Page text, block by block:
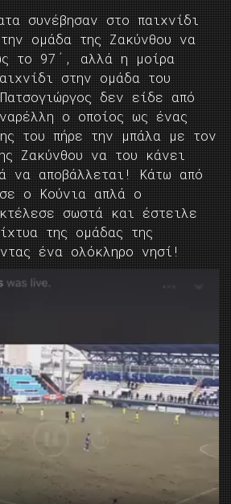
συνέβησαν στο παιχνίδι
ομάδα της Ζακύνθου να
το 97΄, αλλά η μοίρα
στην ομάδα του
δεν είδε από
ο οποίος ως ένας
του πήρε την μπάλα με τον
Ζακύνθου να του κάνει
να αποβάλλεται! Κάτω από
ο Κούνια απλά ο
σωστά και έστειλε
της ομάδας της
ένα ολόκληρο νησί!